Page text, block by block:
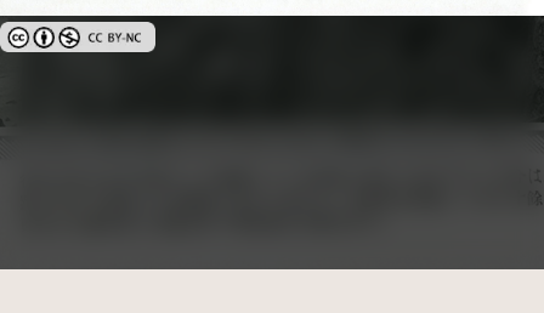
創用CC姓名標示-非商業性 3.0 台灣及其後版本(CC BY-NC 3.0 TW +)